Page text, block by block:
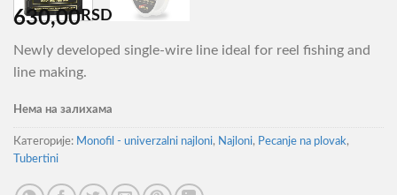
630,00RSD
Newly developed single-wire line ideal for reel fishing and
line making.
Нема на залихама
Категорије: Monofil - univerzalni najloni, Najloni, Pecanje na plovak,
Tubertini